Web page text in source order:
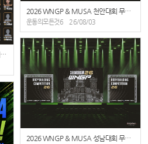
2026 WNGP 파이널 프로퀄리파이어 라인업
2026 WNGP & MUSA 천안대회 무대 디자인 공개
운동의모든것6 26/08/03
2026 WNGP & MUSA 성남대회 무대 디자인공개